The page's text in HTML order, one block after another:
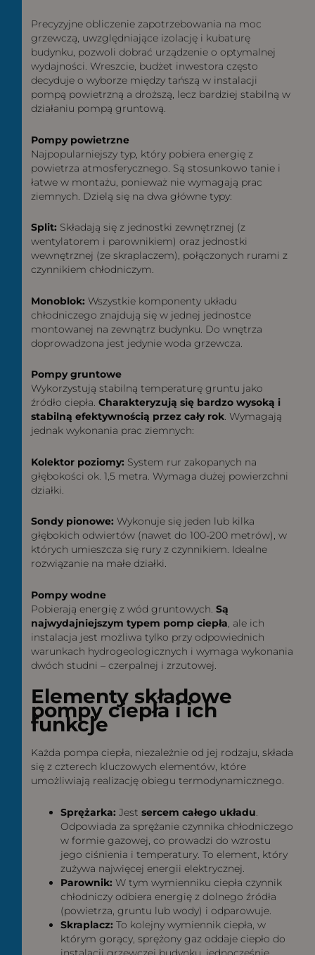
Precyzyjne obliczenie zapotrzebowania na moc
grzewczą, uwzględniające izolację i kubaturę
budynku, pozwoli dobrać urządzenie o optymalnej
wydajności. Wreszcie, budżet inwestora często
decyduje o wyborze między tańszą w instalacji
pompą powietrzną a droższą, lecz bardziej stabilną w
działaniu pompą gruntową.
Pompy powietrzne
Najpopularniejszy typ, który pobiera energię z
powietrza atmosferycznego. Są stosunkowo tanie i
łatwe w montażu, ponieważ nie wymagają prac
ziemnych. Dzielą się na dwa główne typy:
Split: Składają się z jednostki zewnętrznej (z
wentylatorem i parownikiem) oraz jednostki
wewnętrznej (ze skraplaczem), połączonych rurami z
czynnikiem chłodniczym.
Monoblok: Wszystkie komponenty układu
chłodniczego znajdują się w jednej jednostce
montowanej na zewnątrz budynku. Do wnętrza
doprowadzona jest jedynie woda grzewcza.
Pompy gruntowe
Wykorzystują stabilną temperaturę gruntu jako
źródło ciepła. Charakteryzują się bardzo wysoką i
stabilną efektywnością przez cały rok. Wymagają
jednak wykonania prac ziemnych:
Kolektor poziomy: System rur zakopanych na
głębokości ok. 1,5 metra. Wymaga dużej powierzchni
działki.
Sondy pionowe: Wykonuje się jeden lub kilka
głębokich odwiertów (nawet do 100-200 metrów), w
których umieszcza się rury z czynnikiem. Idealne
rozwiązanie na małe działki.
Pompy wodne
Pobierają energię z wód gruntowych. Są
najwydajniejszym typem pomp ciepła, ale ich
instalacja jest możliwa tylko przy odpowiednich
warunkach hydrogeologicznych i wymaga wykonania
dwóch studni – czerpalnej i zrzutowej.
Elementy składowe
pompy ciepła i ich
funkcje
Każda pompa ciepła, niezależnie od jej rodzaju, składa
się z czterech kluczowych elementów, które
umożliwiają realizację obiegu termodynamicznego.
Sprężarka: Jest sercem całego układu.
Odpowiada za sprężanie czynnika chłodniczego
w formie gazowej, co prowadzi do wzrostu
jego ciśnienia i temperatury. To element, który
zużywa najwięcej energii elektrycznej.
Parownik: W tym wymienniku ciepła czynnik
chłodniczy odbiera energię z dolnego źródła
(powietrza, gruntu lub wody) i odparowuje.
Skraplacz: To kolejny wymiennik ciepła, w
którym gorący, sprężony gaz oddaje ciepło do